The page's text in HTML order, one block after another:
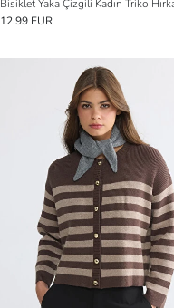
Bisiklet Yaka Çizgili Kadın Triko
12.99 EUR